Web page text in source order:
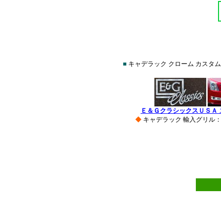
■ キャデラック クローム カスタ
Ｅ＆ＧクラシックスＵＳＡ
◆キャデラック 輸入グリル